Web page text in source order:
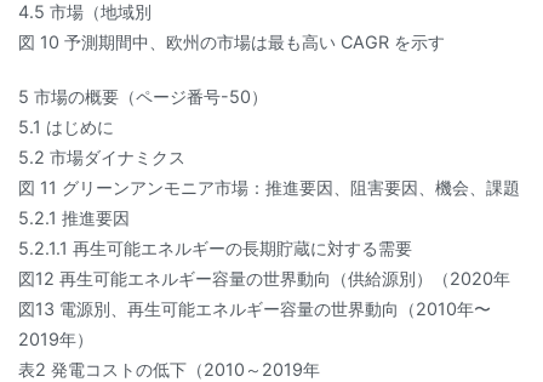
4.5 市場（地域別
図 10 予測期間中、欧州の市場は最も高い CAGR を示す
5 市場の概要（ページ番号-50）
5.1 はじめに
5.2 市場ダイナミクス
図 11 グリーンアンモニア市場：推進要因、阻害要因、機会、課題
5.2.1 推進要因
5.2.1.1 再生可能エネルギーの長期貯蔵に対する需要
図12 再生可能エネルギー容量の世界動向（供給源別）（2020年
図13 電源別、再生可能エネルギー容量の世界動向（2010年〜
2019年）
表2 発電コストの低下（2010～2019年